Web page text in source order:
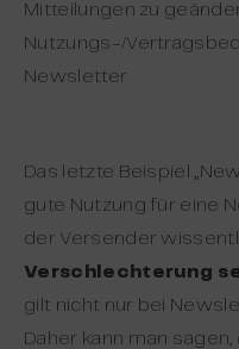
Mitteilungen zu
Nutzungs-/
Newsletter
Das letzte Beispiel
gute Nutzung für eine
der Versender
Verschlechterung
gilt nicht nur bei
Daher kann man